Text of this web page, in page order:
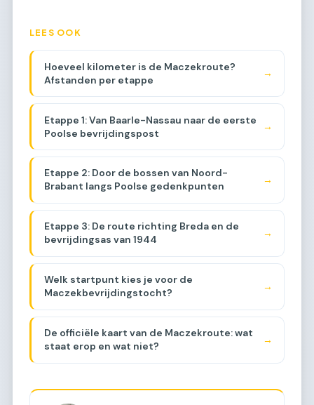
LEES OOK
Hoeveel kilometer is de Maczekroute?
Afstanden per etappe
→
Etappe 1: Van Baarle-Nassau naar de eerste
Poolse bevrijdingspost
→
Etappe 2: Door de bossen van Noord-
Brabant langs Poolse gedenkpunten
→
Etappe 3: De route richting Breda en de
bevrijdingsas van 1944
→
Welk startpunt kies je voor de
Maczekbevrijdingstocht?
→
De officiële kaart van de Maczekroute: wat
staat erop en wat niet?
→